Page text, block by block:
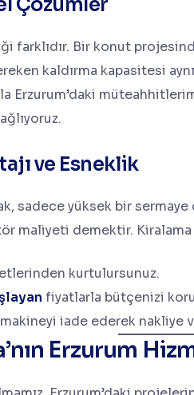
farklıdır. Bir konut
kaldırma kapasitesi
Erzurum’daki
ve Esneklik
sadece yüksek bir sermaye
maliyeti demektir.
kurtulursunuz.
fiyatlarla bütçenizi
iade ederek nakliye
Erzurum